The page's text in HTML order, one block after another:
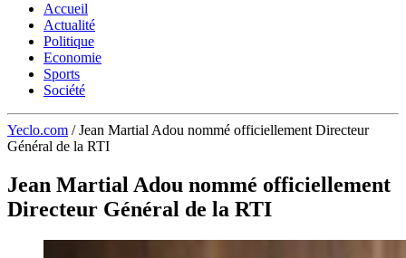
Accueil
Actualité
Politique
Economie
Sports
Société
Yeclo.com / Jean Martial Adou nommé officiellement Directeur
Général de la RTI
Jean Martial Adou nommé officiellement
Directeur Général de la RTI